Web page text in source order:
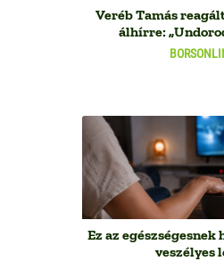
Veréb Tamás
álhírre:
Ez az
veszélyes